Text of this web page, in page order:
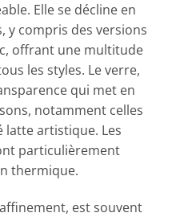
Elle se décline en
y compris des versions
offrant une multitude
les styles. Le verre,
qui met en
notamment celles
latte artistique. Les
particulièrement
thermique.
est souvent